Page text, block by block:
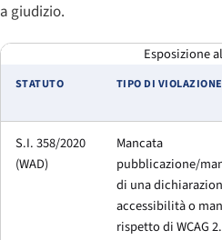
a giudizio.
Esposizione
STATUTO TIPO DI VIOLAZIONE
S.I. 358/2020
(WAD)
Mancata
pubblicazione/
di una
accessibilità o
rispetto di WCAG